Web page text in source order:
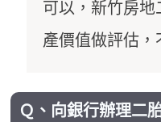
可以，新竹房
產價值做評估，
Ｑ、向銀行辦理二